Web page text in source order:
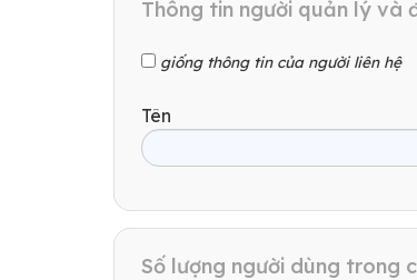
Thông tin người quản lý và
giống thông tin của người liên hệ
Tên
Số lượng người dùng trong